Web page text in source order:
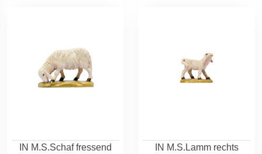
IN M.S.Schaf fressend
IN M.S.Lamm rechts